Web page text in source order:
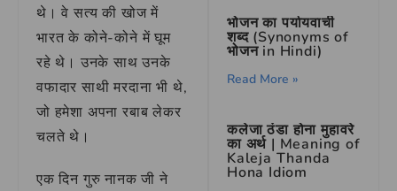
थे। वे सत्य की खोज में
भारत के कोने-कोने में घूम
रहे थे। उनके साथ उनके
वफादार साथी मरदाना भी थे,
जो हमेशा अपना रबाब लेकर
चलते थे।
एक दिन गुरु नानक जी ने
भोजन का पर्यायवाची
शब्द (Synonyms of
भोजन in Hindi)
Read More »
कलेजा ठंडा होना मुहावरे
का अर्थ | Meaning of
Kaleja Thanda
Hona Idiom